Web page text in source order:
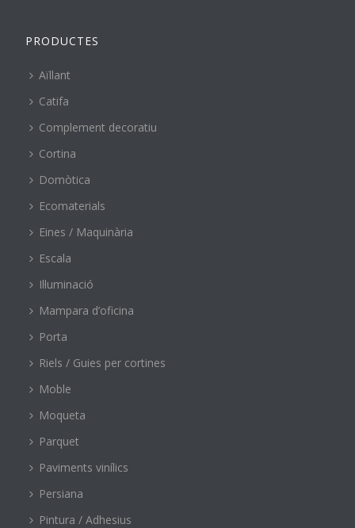
PRODUCTES
Aïllant
Catifa
Complement decoratiu
Cortina
Domòtica
Ecomaterials
Eines / Maquinària
Escala
Il·luminació
Mampara d’oficina
Porta
Riels / Guies per cortines
Moble
Moqueta
Parquet
Paviments vinílics
Persiana
Pintura / Adhesius